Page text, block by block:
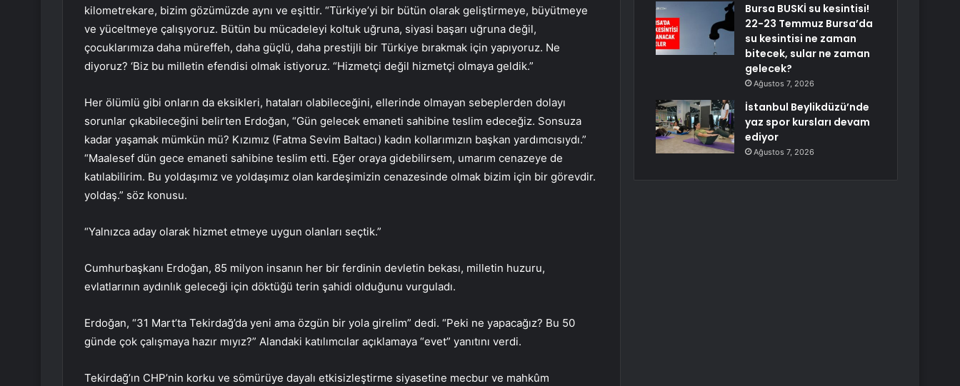
kilometrekare, bizim gözümüzde aynı ve eşittir. “Türkiye’yi bir bütün olarak geliştirmeye, büyütmeye
ve yüceltmeye çalışıyoruz. Bütün bu mücadeleyi koltuk uğruna, siyasi başarı uğruna değil,
çocuklarımıza daha müreffeh, daha güçlü, daha prestijli bir Türkiye bırakmak için yapıyoruz. Ne
diyoruz? ‘Biz bu milletin efendisi olmak istiyoruz. “Hizmetçi değil hizmetçi olmaya geldik.”
Her ölümlü gibi onların da eksikleri, hataları olabileceğini, ellerinde olmayan sebeplerden dolayı
sorunlar çıkabileceğini belirten Erdoğan, “Gün gelecek emaneti sahibine teslim edeceğiz. Sonsuza
kadar yaşamak mümkün mü? Kızımız (Fatma Sevim Baltacı) kadın kollarımızın başkan yardımcısıydı.”
“Maalesef dün gece emaneti sahibine teslim etti. Eğer oraya gidebilirsem, umarım cenazeye de
katılabilirim. Bu yoldaşımız ve yoldaşımız olan kardeşimizin cenazesinde olmak bizim için bir görevdir.
yoldaş.” söz konusu.
“Yalnızca aday olarak hizmet etmeye uygun olanları seçtik.”
Cumhurbaşkanı Erdoğan, 85 milyon insanın her bir ferdinin devletin bekası, milletin huzuru,
evlatlarının aydınlık geleceği için döktüğü terin şahidi olduğunu vurguladı.
Erdoğan, “31 Mart’ta Tekirdağ’da yeni ama özgün bir yola girelim” dedi. “Peki ne yapacağız? Bu 50
günde çok çalışmaya hazır mıyız?” Alandaki katılımcılar açıklamaya “evet” yanıtını verdi.
Tekirdağ’ın CHP’nin korku ve sömürüye dayalı etkisizleştirme siyasetine mecbur ve mahkûm
Bursa BUSKİ su kesintisi!
22-23 Temmuz Bursa’da
su kesintisi ne zaman
bitecek, sular ne zaman
gelecek?
Ağustos 7, 2026
İstanbul Beylikdüzü’nde
yaz spor kursları devam
ediyor
Ağustos 7, 2026